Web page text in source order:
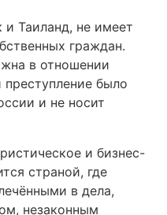
и Таиланд, не имеет
граждан.
в отношении
было
и не носит
и бизнес-
страной, где
в дела,
незаконным